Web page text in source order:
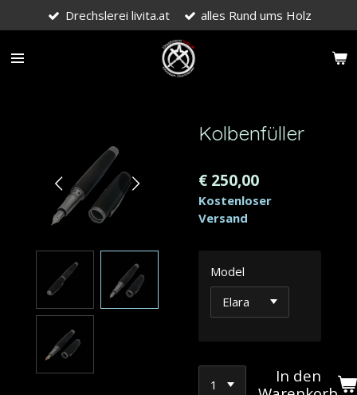
Hauptinhalt
springen
Drechslerei livita.at alles Rund ums Holz
Kolbenfüller
€ 250,00
Kostenloser
Versand
Model
In den